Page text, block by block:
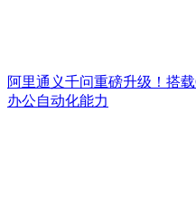
阿里通义千问重磅升级！搭
办公自动化能力